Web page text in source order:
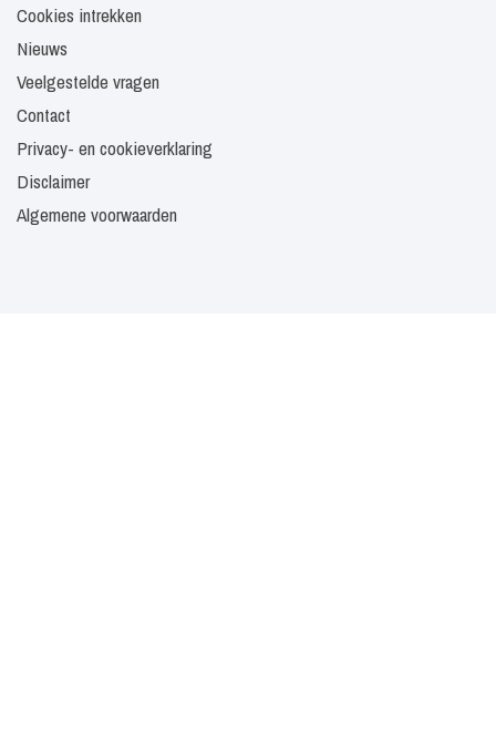
Cookies intrekken
Nieuws
Veelgestelde vragen
Contact
Privacy- en cookieverklaring
Disclaimer
Algemene voorwaarden